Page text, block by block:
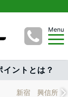
Menu
ントとは？
新宿 興信所